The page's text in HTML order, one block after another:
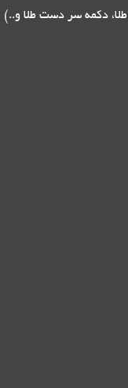
دکمه سر دست طلا و..)